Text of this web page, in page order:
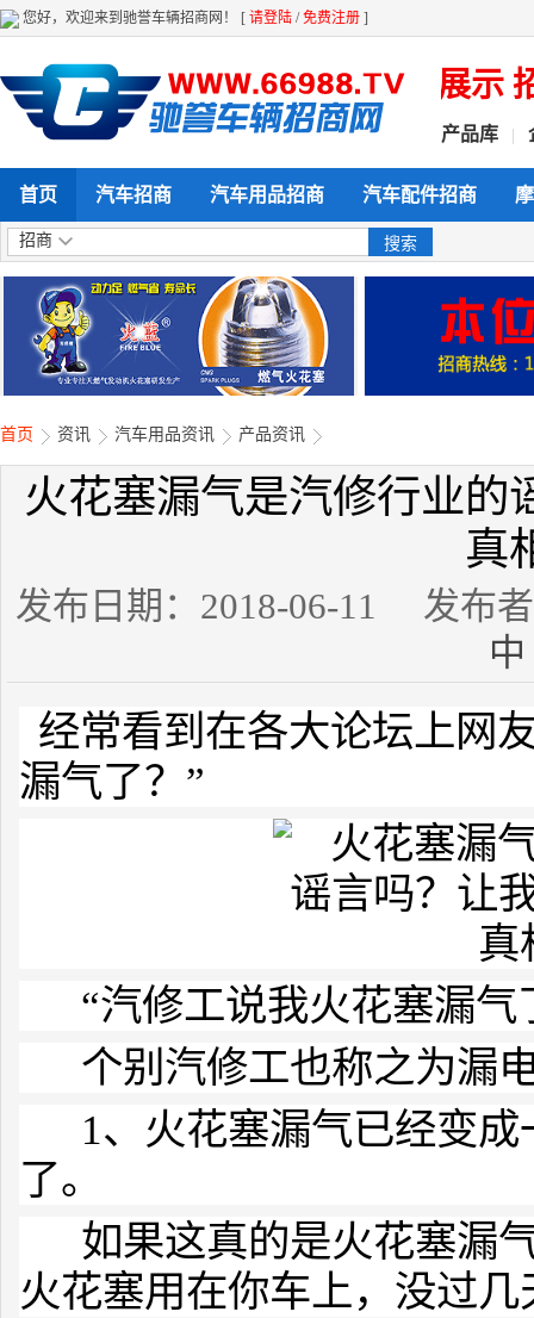
您好，欢迎来到驰誉车辆招商网！ [ 请登陆 /免费注册 ]
候 全方位给力企业产品展示 招商
产品库
首页 汽车招商 汽车用品招商 汽车配件招商
招商
首页 资讯 汽车用品资讯 产品资讯
火花塞漏气是汽修行业的
真
发布日期：2018-06-11 发
中
经常看到在各大论坛上网
漏气了？”
“汽修工说我火花塞漏气
个别汽修工也称之为漏
1、火花塞漏气已经变成
了。
如果这真的是火花塞漏
火花塞用在你车上，没过